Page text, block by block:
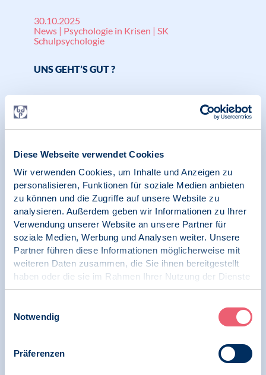
Diese Webseite verwendet Cookies
Wir verwenden Cookies, um Inhalte und Anzeigen zu
personalisieren, Funktionen für soziale Medien anbieten
zu können und die Zugriffe auf unsere Website zu
analysieren. Außerdem geben wir Informationen zu Ihrer
Verwendung unserer Website an unsere Partner für
soziale Medien, Werbung und Analysen weiter. Unsere
Partner führen diese Informationen möglicherweise mit
weiteren Daten zusammen, die Sie ihnen bereitgestellt
haben oder die sie im Rahmen Ihrer Nutzung der Dienste
gesammelt haben.
Notwendig
Präferenzen
30.10.2025
News | Psychologie in Krisen | SK
Schulpsychologie
UNS GEHT’S GUT ?
21.10.2025
Arbeitsschutz
BDP auf der A+A 2025 – der größten und
wichtigsten Weltleitmesse mit Kongress für
Arbeitsschutz, Arbeitssicherheit, Gesundheit
und Nachhaltigkeit bei der Arbeit
07.10.2025
Pressemitteilung | Psychologie und Gesundheit |
Woche der Seelischen Gesundheit
BDP auf der Woche der Seelischen
Zuversicht wachsen – Psychisch stark in die
Zukunft“